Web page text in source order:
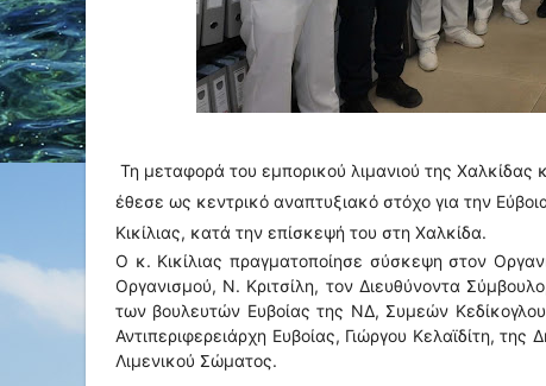
Τη μεταφορά του εμπορικού λιμανιού της Χαλκίδας
έθεσε ως κεντρικό αναπτυξιακό στόχο για την
Κικίλιας, κατά την επίσκεψή του στη Χαλκίδα.
Ο κ. Κικίλιας πραγματοποίησε σύσκεψη στον
Οργανισμού, Ν. Κριτσίλη, τον Διευθύνοντα
των βουλευτών Ευβοίας της ΝΔ, Συμεών
Αντιπεριφερειάρχη Ευβοίας, Γιώργου Κελαϊδίτη,
Λιμενικού Σώματος.